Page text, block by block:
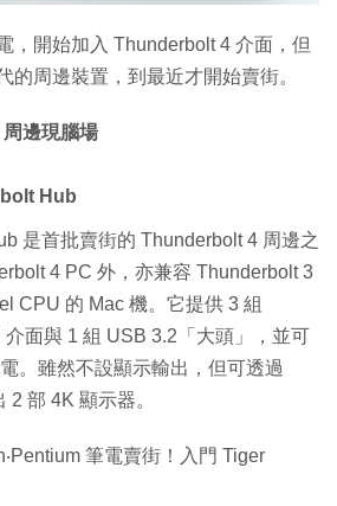
，開始加入 Thunderbolt 4 介面，但
的周邊裝置，到最近才開始賣街。
邊現腦場
Hub
是首批賣街的 Thunderbolt 4 周邊之
4 PC 外，亦兼容 Thunderbolt 3
CPU 的 Mac 機。它提供 3 組
面與 1 組 USB 3.2「大頭」，並可
。雖然不設顯示輸出，但可透過
部 4K 顯示器。
筆電賣街！入門 Tiger